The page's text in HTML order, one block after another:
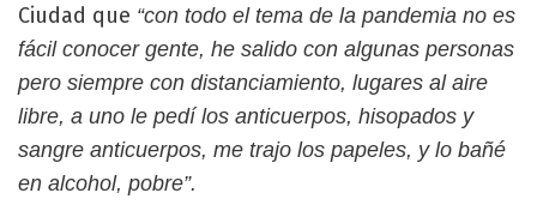
Ciudad que “con todo el tema de la pandemia no es
fácil conocer gente, he salido con algunas personas
pero siempre con distanciamiento, lugares al aire
libre, a uno le pedí los anticuerpos, hisopados y
sangre anticuerpos, me trajo los papeles, y lo bañé
en alcohol, pobre”.